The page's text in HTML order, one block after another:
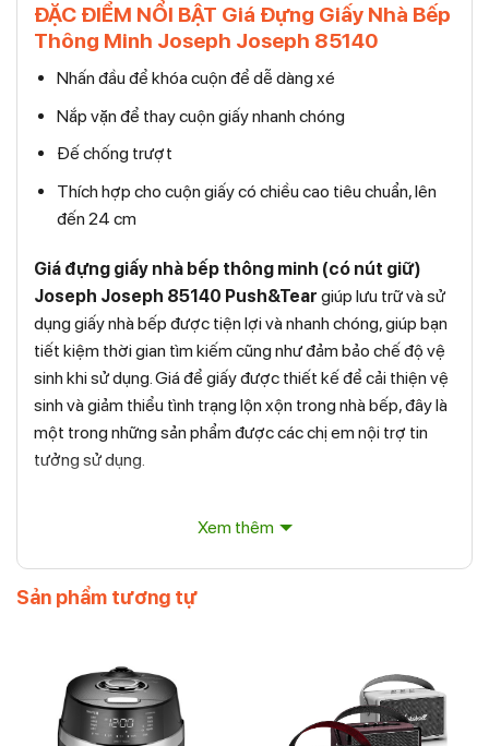
ĐẶC ĐIỂM NỔI BẬT Giá Đựng Giấy Nhà Bếp
Thông Minh Joseph Joseph 85140
Nhấn đầu để khóa cuộn để dễ dàng xé
Nắp vặn để thay cuộn giấy nhanh chóng
Đế chống trượt
Thích hợp cho cuộn giấy có chiều cao tiêu chuẩn, lên
đến 24 cm
Giá đựng giấy nhà bếp thông minh (có nút giữ)
Joseph Joseph 85140 Push&Tear giúp lưu trữ và sử
dụng giấy nhà bếp được tiện lợi và nhanh chóng, giúp bạn
tiết kiệm thời gian tìm kiếm cũng như đảm bảo chế độ vệ
sinh khi sử dụng. Giá để giấy được thiết kế để cải thiện vệ
sinh và giảm thiểu tình trạng lộn xộn trong nhà bếp, đây là
một trong những sản phẩm được các chị em nội trợ tin
tưởng sử dụng.
Xem thêm
Sản phẩm tương tự